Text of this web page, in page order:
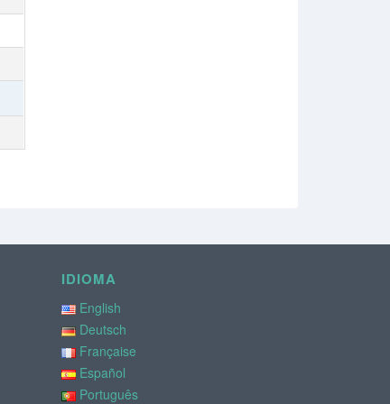
IDIOMA
English
Deutsch
Française
Español
Português